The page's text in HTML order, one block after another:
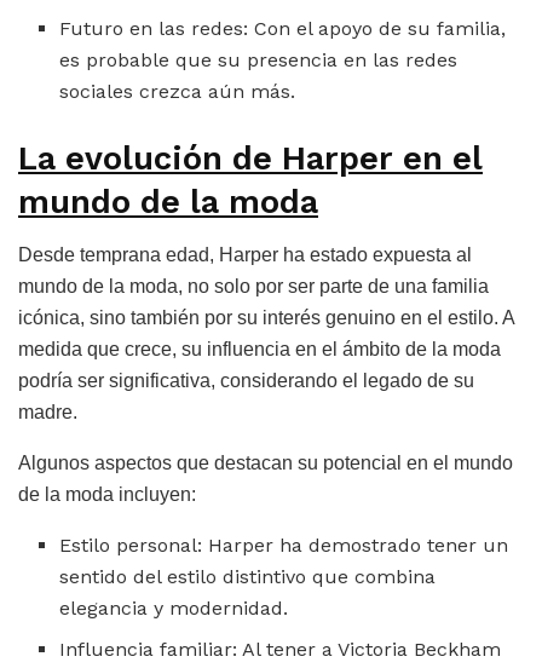
Futuro en las redes: Con el apoyo de su familia,
es probable que su presencia en las redes
sociales crezca aún más.
La evolución de Harper en el
mundo de la moda
Desde temprana edad, Harper ha estado expuesta al
mundo de la moda, no solo por ser parte de una familia
icónica, sino también por su interés genuino en el estilo. A
medida que crece, su influencia en el ámbito de la moda
podría ser significativa, considerando el legado de su
madre.
Algunos aspectos que destacan su potencial en el mundo
de la moda incluyen:
Estilo personal: Harper ha demostrado tener un
sentido del estilo distintivo que combina
elegancia y modernidad.
Influencia familiar: Al tener a Victoria Beckham